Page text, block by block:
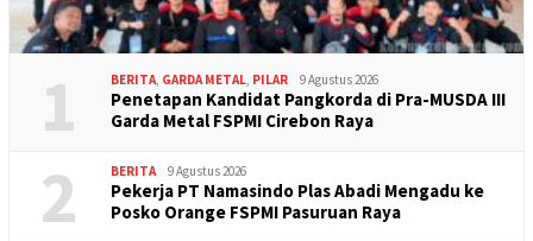
1 BERITA GARDA METAL PILAR 9 Agustus 2026
Penetapan Kandidat Pangkorda di Pra-MUSDA III
Garda Metal FSPMI Cirebon Raya
2 BERITA 9 Agustus 2026
Pekerja PT Namasindo Plas Abadi Mengadu ke
Posko Orange FSPMI Pasuruan Raya